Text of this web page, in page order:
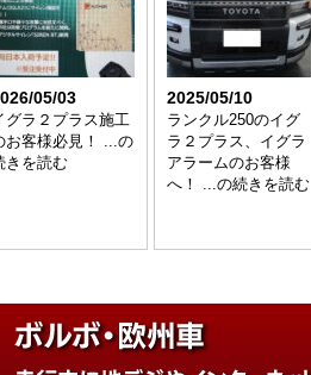
05/03
グラ２プラス施工
お客様必見！ ...の
きを読む
2025/05/10
ランクル250のイグ
ラ２プラス、イグラ
アラームのお客様
へ！ ...の続きを読む